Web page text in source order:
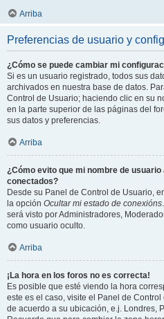
Arriba
Preferencias de usuario y
¿Cómo se puede cambiar mi
Si es un usuario registrado, todos sus
archivados en nuestra base de datos.
Control de Usuario; haciendo clic en su
en la parte superior de las páginas del
sus datos y preferencias.
Arriba
¿Cómo evito que mi nombre de
conectados?
Desde su Panel de Control de Usuario,
la opción Ocultar mi estado de conexións
será visto por Administradores,
como usuario oculto.
Arriba
¡La hora en los foros no es correcta!
Es posible que esté viendo la hora
este es el caso, visite el Panel de
de acuerdo a su ubicación, e.j. Londres,